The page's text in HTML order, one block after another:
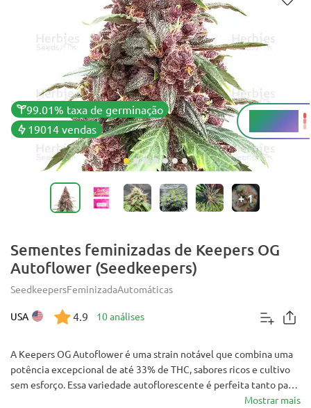
99.01% taxa de germinação
19014 vendas
28 - 33%
THC
+1
Sementes feminizadas de Keepers OG
Autoflower (Seedkeepers)
SeedkeepersFeminizadaAutomáticas
USA 4.9 10 análises
A Keepers OG Autoflower é uma strain notável que combina uma
potência excepcional de até 33% de THC, sabores ricos e cultivo
sem esforço. Essa variedade autoflorescente é perfeita tanto para
iniciantes quanto para growers experientes que desejam uma
Mostrar mais